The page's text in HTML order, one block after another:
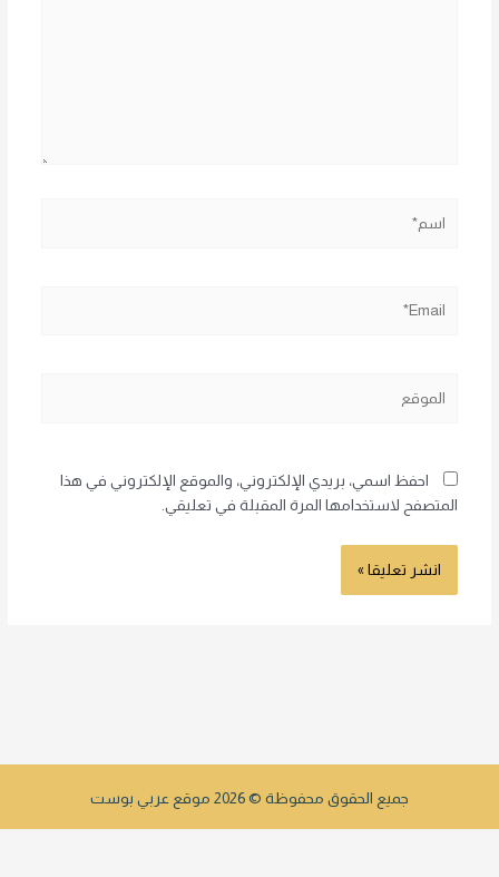
احفظ اسمي، بريدي الإلكتروني، والموقع الإلكتروني في هذا
المتصفح لاستخدامها المرة المقبلة في تعليقي.
جميع الحقوق محفوظة © 2026 موقع عربي بوست